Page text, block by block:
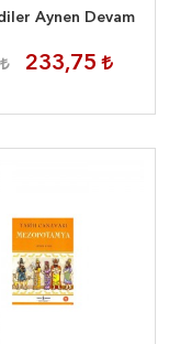
Aynen Devam
233,75